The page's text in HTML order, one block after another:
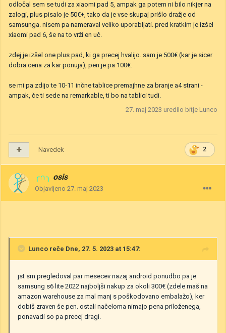
odločal sem se tudi za xiaomi pad 5, ampak ga potem ni bilo nikjer na
zalogi, plus pisalo je 50€+, tako da je vse skupaj prišlo dražje od
samsunga. nisem pa nameraval veliko uporabljati. pred kratkim je izšel
xiaomi pad 6, še na to vrži en uč.
zdej je izšel one plus pad, ki ga precej hvalijo. sam je 500€ (kar je sicer
dobra cena za kar ponuja), pen je pa 100€.
se mi pa zdijo te 10-11 inčne tablice premajhne za branje a4 strani -
ampak, če ti sede na remarkable, ti bo na tablici tudi.
27. maj 2023 uredilo bitje Lunco
2
Navedek
╭∩╮ osis
Objavljeno 27. maj 2023
Lunco reče Dne, 27. 5. 2023 at 15:47:
jst sm pregledoval par mesecev nazaj android ponudbo pa je
samsung s6 lite 2022 najboljši nakup za okoli 300€ (zdele maš na
amazon warehouse za mal manj s poškodovano embalažo), ker
dobiš zraven še pen. ostali načeloma nimajo pena priloženega,
ponavadi so pa precej dragi.